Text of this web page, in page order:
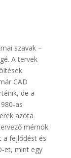
szavak –
A tervek
CAD
de a
as
azóta
mérnök
a fejlődést és
et, mint egy